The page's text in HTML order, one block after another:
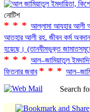
নোটিশ
*** আল্লামা আযহার আলী
আতহার আলী রহ. জীবন কর্ম অবদান
হয়েছে। (তানযীমভুক্ত
*** আল–জামিয়াতুল
ফিতনার জবাব ***
Search